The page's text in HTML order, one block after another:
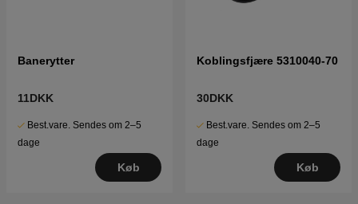
Banerytter
11DKK
Best.vare. Sendes om 2–5
dage
Køb
Koblingsfjære 5310040-70
30DKK
Best.vare. Sendes om 2–5
dage
Køb